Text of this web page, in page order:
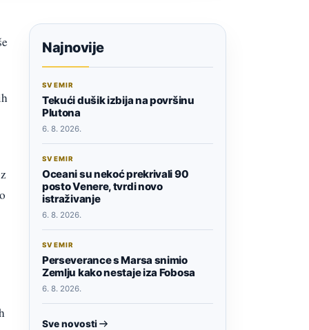
Najnovije
SVEMIR
Tekući dušik izbija na površinu
Plutona
6. 8. 2026.
SVEMIR
Oceani su nekoć prekrivali 90
posto Venere, tvrdi novo
istraživanje
6. 8. 2026.
SVEMIR
Perseverance s Marsa snimio
Zemlju kako nestaje iza Fobosa
6. 8. 2026.
Sve novosti